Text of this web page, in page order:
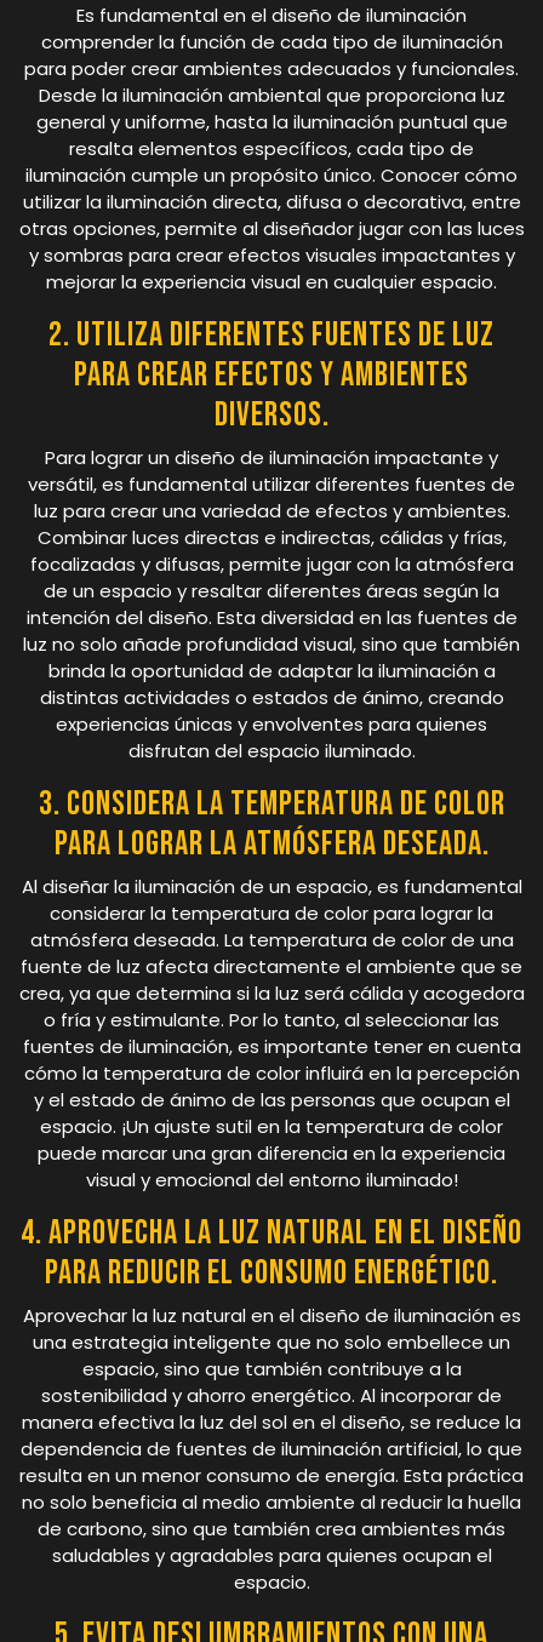
Es fundamental en el diseño de iluminación
comprender la función de cada tipo de iluminación
para poder crear ambientes adecuados y funcionales.
Desde la iluminación ambiental que proporciona luz
general y uniforme, hasta la iluminación puntual que
resalta elementos específicos, cada tipo de
iluminación cumple un propósito único. Conocer cómo
utilizar la iluminación directa, difusa o decorativa, entre
otras opciones, permite al diseñador jugar con las luces
y sombras para crear efectos visuales impactantes y
mejorar la experiencia visual en cualquier espacio.
2. Utiliza diferentes fuentes de luz
para crear efectos y ambientes
diversos.
Para lograr un diseño de iluminación impactante y
versátil, es fundamental utilizar diferentes fuentes de
luz para crear una variedad de efectos y ambientes.
Combinar luces directas e indirectas, cálidas y frías,
focalizadas y difusas, permite jugar con la atmósfera
de un espacio y resaltar diferentes áreas según la
intención del diseño. Esta diversidad en las fuentes de
luz no solo añade profundidad visual, sino que también
brinda la oportunidad de adaptar la iluminación a
distintas actividades o estados de ánimo, creando
experiencias únicas y envolventes para quienes
disfrutan del espacio iluminado.
3. Considera la temperatura de color
para lograr la atmósfera deseada.
Al diseñar la iluminación de un espacio, es fundamental
considerar la temperatura de color para lograr la
atmósfera deseada. La temperatura de color de una
fuente de luz afecta directamente el ambiente que se
crea, ya que determina si la luz será cálida y acogedora
o fría y estimulante. Por lo tanto, al seleccionar las
fuentes de iluminación, es importante tener en cuenta
cómo la temperatura de color influirá en la percepción
y el estado de ánimo de las personas que ocupan el
espacio. ¡Un ajuste sutil en la temperatura de color
puede marcar una gran diferencia en la experiencia
visual y emocional del entorno iluminado!
4. Aprovecha la luz natural en el diseño
para reducir el consumo energético.
Aprovechar la luz natural en el diseño de iluminación es
una estrategia inteligente que no solo embellece un
espacio, sino que también contribuye a la
sostenibilidad y ahorro energético. Al incorporar de
manera efectiva la luz del sol en el diseño, se reduce la
dependencia de fuentes de iluminación artificial, lo que
resulta en un menor consumo de energía. Esta práctica
no solo beneficia al medio ambiente al reducir la huella
de carbono, sino que también crea ambientes más
saludables y agradables para quienes ocupan el
espacio.